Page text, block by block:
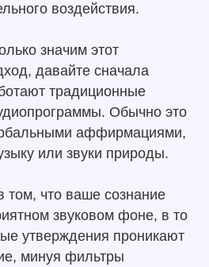
воздействия.
значим этот
давайте сначала
традиционные
Обычно это
аффирмациями,
или звуки природы.
том, что ваше сознание
звуковом фоне, в то
утверждения проникают
минуя фильтры